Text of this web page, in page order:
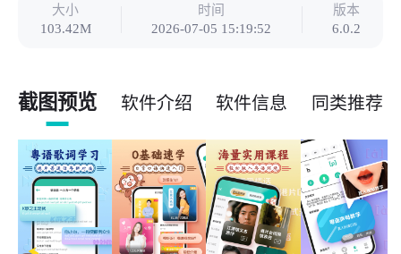
大小
103.42M
时间
2026-07-05 15:19:52
版本
6.0.2
截图预览 软件介绍 软件信息 同类推荐